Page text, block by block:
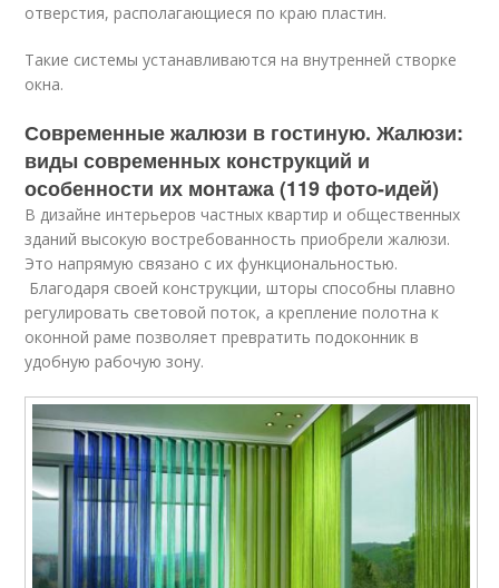
отверстия, располагающиеся по краю пластин.
Такие системы устанавливаются на внутренней створке
окна.
Современные жалюзи в гостиную. Жалюзи:
виды современных конструкций и
особенности их монтажа (119 фото-идей)
В дизайне интерьеров частных квартир и общественных
зданий высокую востребованность приобрели жалюзи.
Это напрямую связано с их функциональностью.
Благодаря своей конструкции, шторы способны плавно
регулировать световой поток, а крепление полотна к
оконной раме позволяет превратить подоконник в
удобную рабочую зону.